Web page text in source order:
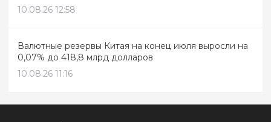
10.08.26 12:58
Валютные резервы Китая на конец июля выросли на
0,07% до 418,8 млрд долларов
10.08.26 11:16